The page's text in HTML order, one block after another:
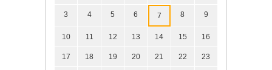
3 4 5 6 7 8 9
10 11 12 13 14 15 16
17 18 19 20 21 22 23